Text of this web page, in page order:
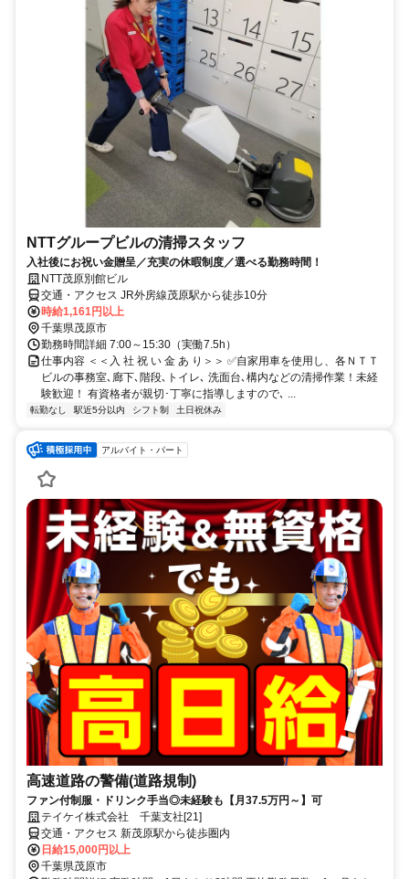
NTTグループビルの清掃スタッフ
入社後にお祝い金贈呈／充実の休暇制度／選べる勤務時間！
NTT茂原別館ビル
交通・アクセス JR外房線茂原駅から徒歩10分
時給1,161円以上
千葉県茂原市
勤務時間詳細 7:00～15:30（実働7.5h）
仕事内容 ＜＜入 社 祝 い 金 あ り＞＞ ✅自家用車を使用し、各ＮＴＴ
ビルの事務室､廊下､階段､トイレ､ 洗面台､構内などの清掃作業！未経
験歓迎！ 有資格者が親切･丁寧に指導しますので､ ...
転勤なし 駅近5分以内 シフト制 土日祝休み
アルバイト・パート
高速道路の警備(道路規制)
ファン付制服・ドリンク手当◎未経験も【月37.5万円～】可
テイケイ株式会社 千葉支社[21]
交通・アクセス 新茂原駅から徒歩圏内
日給15,000円以上
千葉県茂原市